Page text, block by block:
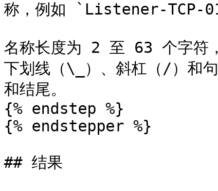
称，例如 `Listener-TCP-
名称长度为 2 至 63 个字符
下划线（\_）、斜杠（/）和
和结尾。
{% endstep %}
{% endstepper %}
## 结果